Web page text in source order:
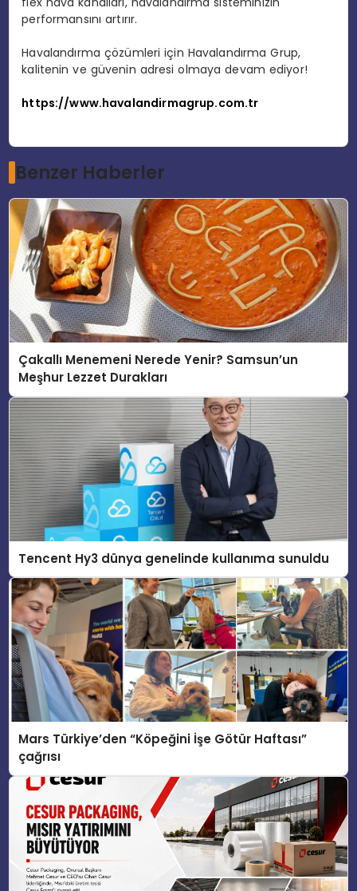
performansını artırır.
Havalandırma çözümleri için Havalandırma Grup,
kalitenin ve güvenin adresi olmaya devam ediyor!
https://www.havalandirmagrup.com.tr
Benzer Haberler
Çakallı Menemeni Nerede Yenir? Samsun’un
Meşhur Lezzet Durakları
Tencent Hy3 dünya genelinde kullanıma sunuldu
Mars Türkiye’den “Köpeğini İşe Götür Haftası”
çağrısı